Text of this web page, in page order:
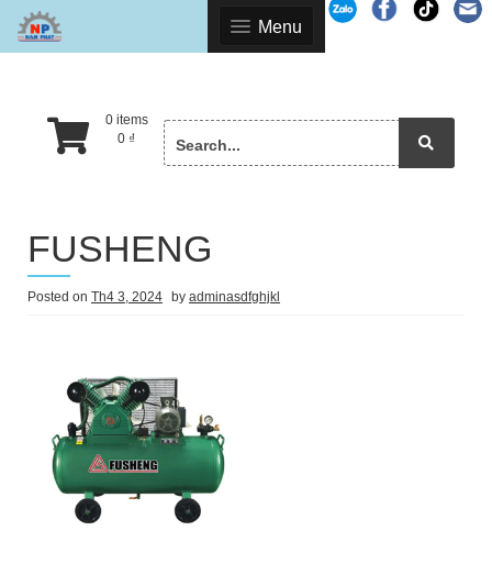
content
Menu
0 items
0 ₫
Search
for:
FUSHENG
Posted on Th4 3, 2024 by adminasdfghjkl